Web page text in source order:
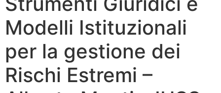
Modelli Istituzionali
per la gestione dei
Rischi Estremi –